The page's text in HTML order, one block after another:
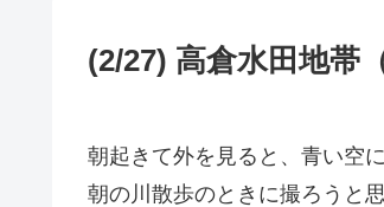
(2/27) 高倉水田地帯
朝起きて外を見ると、青い空
朝の川散歩のときに撮ろうと思